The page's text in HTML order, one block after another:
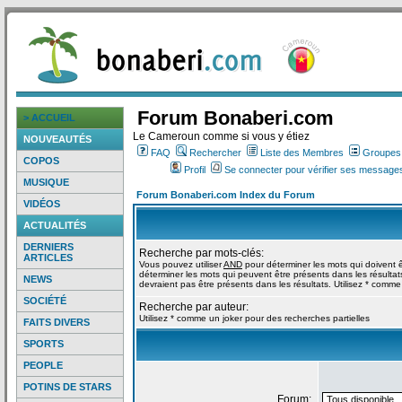
> ACCUEIL
NOUVEAUTÉS
COPOS
MUSIQUE
VIDÉOS
ACTUALITÉS
DERNIERS
ARTICLES
NEWS
SOCIÉTÉ
FAITS DIVERS
SPORTS
PEOPLE
POTINS DE STARS
Forum Bonaberi.com
Le Cameroun comme si vous y étiez
FAQ Rechercher Liste des Membres
Profil
Se connecter pour vérifier ses
Forum Bonaberi.com Index du Forum
Recherche par mots-clés:
Vous pouvez utiliserAND pour déterminer les mots qui
déterminer les mots qui peuvent être présents dans les
devraient pas être présents dans les résultats. Utilisez *
Recherche par auteur:
Utilisez * comme un joker pour des recherches partielles
Forum: